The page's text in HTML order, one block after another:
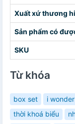
Xuất xứ thương
Sản phẩm có
SKU
Từ khóa
box set i
thời khoá biểu